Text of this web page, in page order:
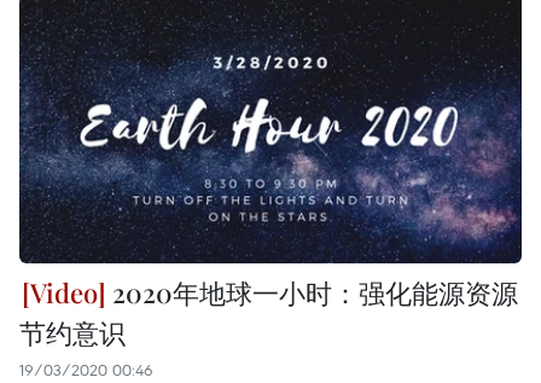
2020年地球一小时：强化能源资源
节约意识
19/03/2020 00:46